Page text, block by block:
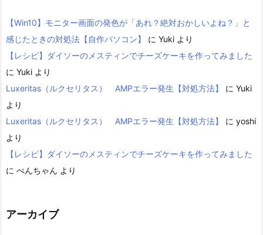
【Win10】モニター画面の発色が「あれ？絶対おかしいよね？」と
感じたときの対処法【自作パソコン】
に Yuki より
【レシピ】ダイソーのメスティンでチーズケーキを作ってみました
に Yuki より
Luxeritas（ルクセリタス） AMPエラー発生【対処方法】
に Yuki
より
Luxeritas（ルクセリタス） AMPエラー発生【対処方法】
に yoshi
より
【レシピ】ダイソーのメスティンでチーズケーキを作ってみました
に べんちゃん より
アーカイブ